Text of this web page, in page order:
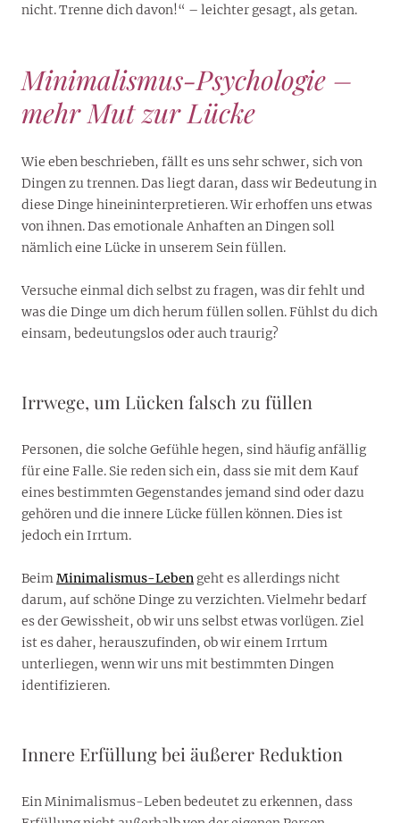
nicht. Trenne dich davon!“ – leichter gesagt, als getan.
Minimalismus-Psychologie –
mehr Mut zur Lücke
Wie eben beschrieben, fällt es uns sehr schwer, sich von
Dingen zu trennen. Das liegt daran, dass wir Bedeutung in
diese Dinge hineininterpretieren. Wir erhoffen uns etwas
von ihnen. Das emotionale Anhaften an Dingen soll
nämlich eine Lücke in unserem Sein füllen.
Versuche einmal dich selbst zu fragen, was dir fehlt und
was die Dinge um dich herum füllen sollen. Fühlst du dich
einsam, bedeutungslos oder auch traurig?
Irrwege, um Lücken falsch zu füllen
Personen, die solche Gefühle hegen, sind häufig anfällig
für eine Falle. Sie reden sich ein, dass sie mit dem Kauf
eines bestimmten Gegenstandes jemand sind oder dazu
gehören und die innere Lücke füllen können. Dies ist
jedoch ein Irrtum.
BeimMinimalismus-Leben geht es allerdings nicht
darum, auf schöne Dinge zu verzichten. Vielmehr bedarf
es der Gewissheit, ob wir uns selbst etwas vorlügen. Ziel
ist es daher, herauszufinden, ob wir einem Irrtum
unterliegen, wenn wir uns mit bestimmten Dingen
identifizieren.
Innere Erfüllung bei äußerer Reduktion
Ein Minimalismus-Leben bedeutet zu erkennen, dass